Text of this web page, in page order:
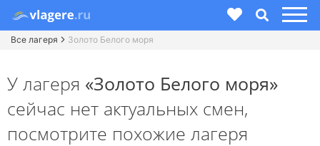
Все лагеря Золото Белого моря
У лагеря «Золото Белого моря»
сейчас нет актуальных смен,
посмотрите похожие лагеря